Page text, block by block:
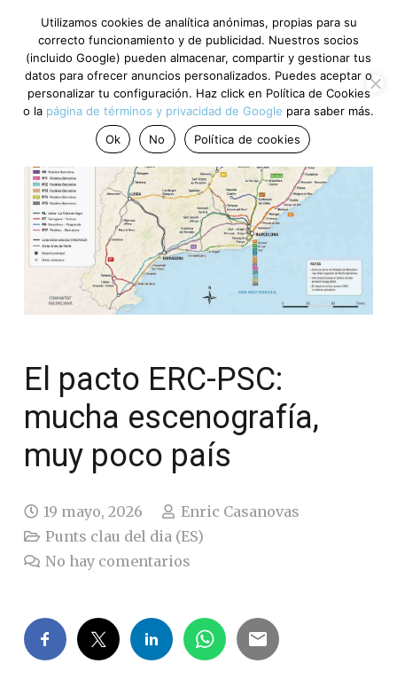
El pacto ERC-PSC:
mucha escenografía,
muy poco país
19 mayo, 2026
Enric Casanovas
Punts clau del dia (ES)
No hay comentarios
Utilizamos cookies de analítica anónimas, propias para su
correcto funcionamiento y de publicidad. Nuestros socios
(incluido Google) pueden almacenar, compartir y gestionar tus
datos para ofrecer anuncios personalizados. Puedes aceptar o
personalizar tu configuración. Haz click en Política de Cookies
o la página de términos y privacidad de Google para saber más.
Ok
No Política de cookies